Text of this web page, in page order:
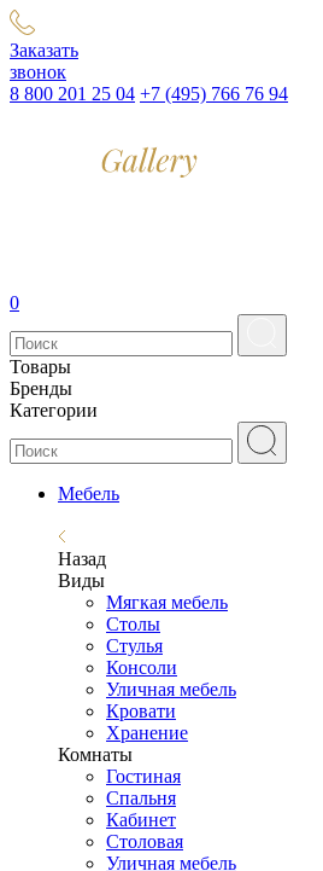
Заказать
звонок
8 800 201 25 04 +7 (495) 766 76 94
0
Товары
Бренды
Категории
Мебель
Назад
Виды
Мягкая мебель
Столы
Стулья
Консоли
Уличная мебель
Кровати
Хранение
Комнаты
Гостиная
Спальня
Кабинет
Столовая
Уличная мебель